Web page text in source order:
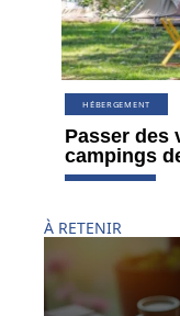
HÉBERGEMENT
Passer des
campings
À RETENIR